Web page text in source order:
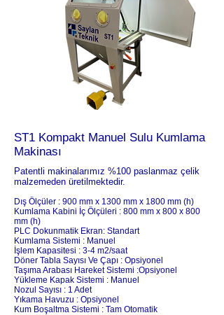
ST1 Kompakt Manuel Sulu Kumlama
Makinası
Patentli makinalarımız %100 paslanmaz çelik
malzemeden üretilmektedir.
Dış Ölçüler : 900 mm x 1300 mm x 1800 mm (h)
Kumlama Kabini İç Ölçüleri : 800 mm x 800 x 800
mm (h)
PLC Dokunmatik Ekran: Standart
Kumlama Sistemi : Manuel
İşlem Kapasitesi : 3-4 m2/saat
Döner Tabla Sayısı Ve Çapı : Opsiyonel
Taşıma Arabası Hareket Sistemi :Opsiyonel
Yükleme Kapak Sistemi : Manuel
Nozul Sayısı : 1 Adet
Yıkama Havuzu : Opsiyonel
Kum Boşaltma Sistemi : Tam Otomatik